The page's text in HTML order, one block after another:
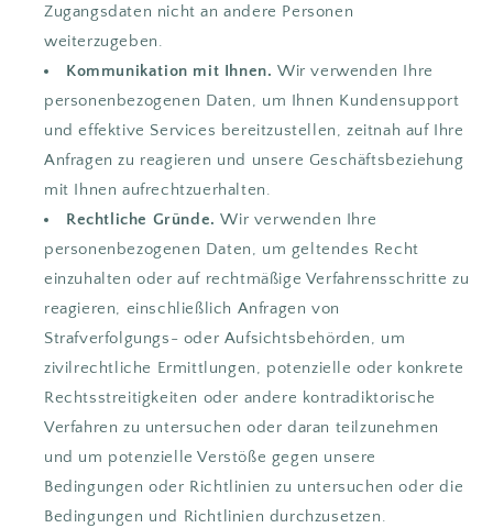
Zugangsdaten nicht an andere Personen
weiterzugeben.
Kommunikation mit Ihnen. Wir verwenden Ihre
personenbezogenen Daten, um Ihnen Kundensupport
und effektive Services bereitzustellen, zeitnah auf Ihre
Anfragen zu reagieren und unsere Geschäftsbeziehung
mit Ihnen aufrechtzuerhalten.
Rechtliche Gründe. Wir verwenden Ihre
personenbezogenen Daten, um geltendes Recht
einzuhalten oder auf rechtmäßige Verfahrensschritte zu
reagieren, einschließlich Anfragen von
Strafverfolgungs- oder Aufsichtsbehörden, um
zivilrechtliche Ermittlungen, potenzielle oder konkrete
Rechtsstreitigkeiten oder andere kontradiktorische
Verfahren zu untersuchen oder daran teilzunehmen
und um potenzielle Verstöße gegen unsere
Bedingungen oder Richtlinien zu untersuchen oder die
Bedingungen und Richtlinien durchzusetzen.